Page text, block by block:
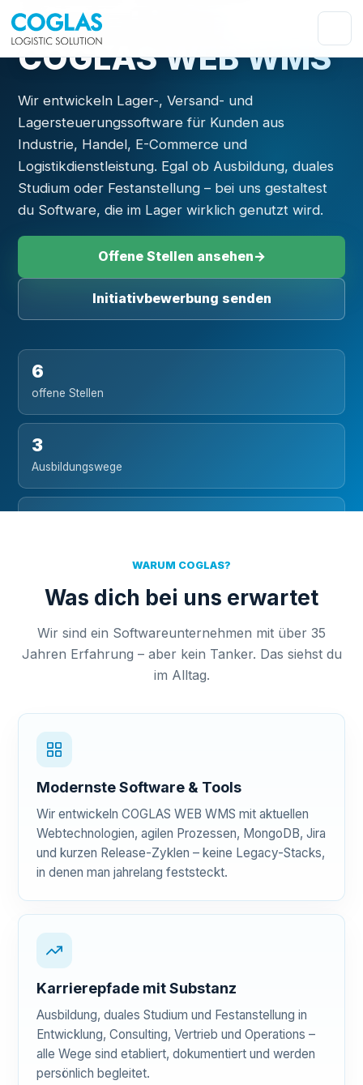
Teams hinter
COGLAS WEB WMS
Wir entwickeln Lager-, Versand- und
Lagersteuerungssoftware für Kunden aus
Industrie, Handel, E-Commerce und
Logistikdienstleistung. Egal ob Ausbildung, duales
Studium oder Festanstellung – bei uns gestaltest
du Software, die im Lager wirklich genutzt wird.
Offene Stellen ansehen→
Initiativbewerbung senden
6
offene Stellen
3
Ausbildungswege
Wunstorf
WARUM COGLAS?
Was dich bei uns erwartet
Wir sind ein Softwareunternehmen mit über 35
Jahren Erfahrung – aber kein Tanker. Das siehst du
im Alltag.
Modernste Software & Tools
Wir entwickeln COGLAS WEB WMS mit aktuellen
Webtechnologien, agilen Prozessen, MongoDB, Jira
und kurzen Release-Zyklen – keine Legacy-Stacks,
in denen man jahrelang feststeckt.
Karrierepfade mit Substanz
Ausbildung, duales Studium und Festanstellung in
Entwicklung, Consulting, Vertrieb und Operations –
alle Wege sind etabliert, dokumentiert und werden
persönlich begleitet.